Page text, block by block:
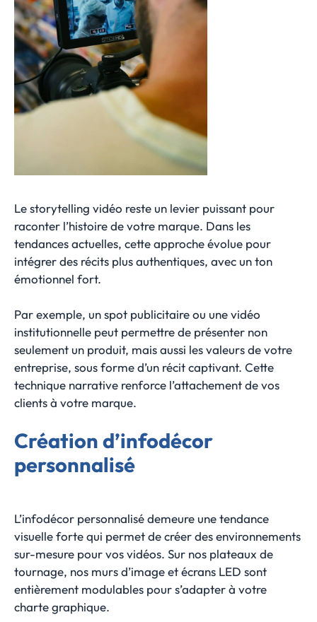
Le storytelling vidéo reste un levier puissant pour
raconter l’histoire de votre marque. Dans les
tendances actuelles, cette approche évolue pour
intégrer des récits plus authentiques, avec un ton
émotionnel fort.
Par exemple, un spot publicitaire ou une vidéo
institutionnelle peut permettre de présenter non
seulement un produit, mais aussi les valeurs de votre
entreprise, sous forme d’un récit captivant. Cette
technique narrative renforce l’attachement de vos
clients à votre marque.
Création d’infodécor
personnalisé
L’infodécor personnalisé demeure une tendance
visuelle forte qui permet de créer des environnements
sur-mesure pour vos vidéos. Sur nos plateaux de
tournage, nos murs d’image et écrans LED sont
entièrement modulables pour s’adapter à votre
charte graphique.